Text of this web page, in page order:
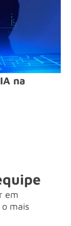
na
em
mais